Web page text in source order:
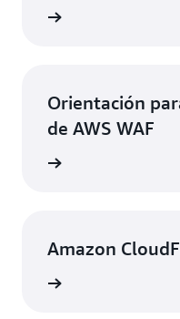
Orientación
de AWS WAF
Amazon